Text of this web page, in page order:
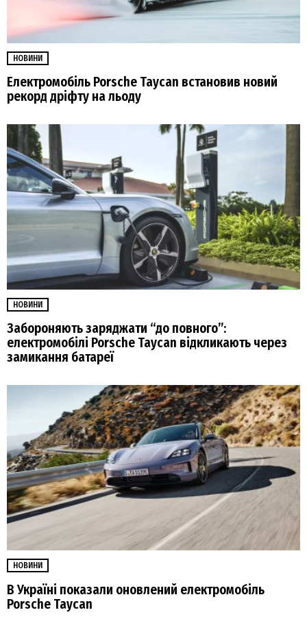
НОВИНИ
Електромобіль Porsche Taycan встановив новий
рекорд дріфту на льоду
НОВИНИ
Забороняють заряджати “до повного”:
електромобілі Porsche Taycan відкликають через
замикання батареї
НОВИНИ
В Україні показали оновлений електромобіль
Porsche Taycan